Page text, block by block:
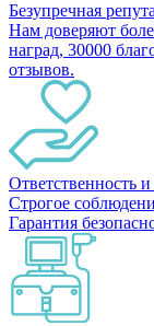
Безупречная
Нам доверяют
наград, 30000
отзывов.
Ответственность и
Строгое
Гарантия